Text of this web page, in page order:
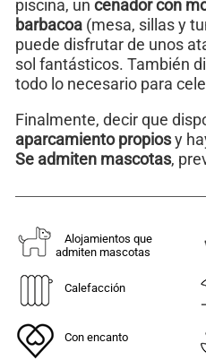
piscina, un cenador con
barbacoa (mesa, sillas y
puede disfrutar de unos
sol fantásticos. También
todo lo necesario para
Finalmente, decir que
aparcamiento propiosy
Se admiten mascotas,
Alojamientos que
admiten mascotas
Calefacción
Con encanto